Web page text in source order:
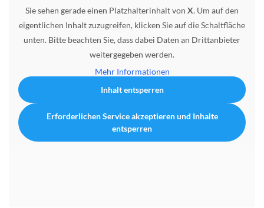
Sie sehen gerade einen Platzhalterinhalt von X. Um auf den
eigentlichen Inhalt zuzugreifen, klicken Sie auf die Schaltfläche
unten. Bitte beachten Sie, dass dabei Daten an Drittanbieter
weitergegeben werden.
Mehr Informationen
Inhalt entsperren
Erforderlichen Service akzeptieren und Inhalte
entsperren